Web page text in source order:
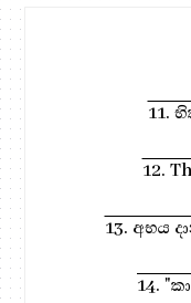
11.
12.
13. අභය
14.